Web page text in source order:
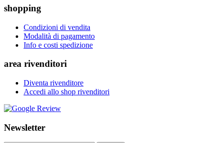
shopping
Condizioni di vendita
Modalità di pagamento
Info e costi spedizione
area rivenditori
Diventa rivenditore
Accedi allo shop rivenditori
Newsletter